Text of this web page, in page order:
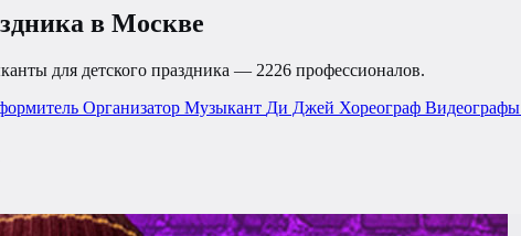
в Москве
для детского праздника — 2226 профессионалов.
Организатор Музыкант Ди Джей Хореограф Видеографы